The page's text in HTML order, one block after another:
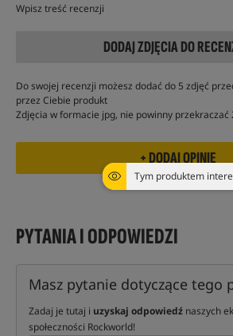
Tym produktem
Wpisz treść recenzji
DODAJ ZDJĘCIA DO
Do swojej recenzji możesz dodać do 5 zdjęć
przez Ciebie produkt
Zdjęcia w formacie jpg, nie powinny przekraczać
PYTANIA I ODPOWIEDZI
Masz pytanie dotyczące tego
Zadaj je tutaj i uzyskaj odpowiedź naszych
społeczności Rockworld!